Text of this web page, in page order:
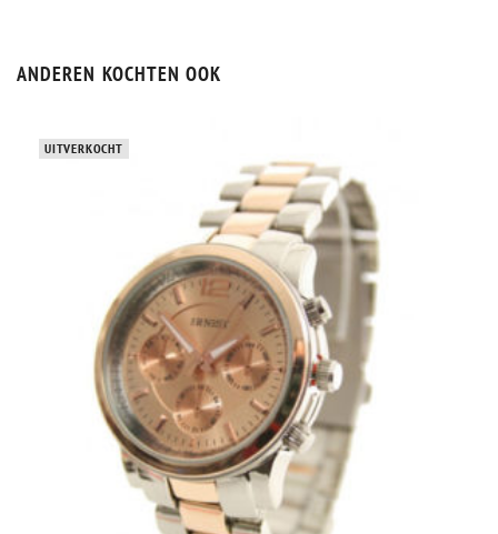
ANDEREN KOCHTEN OOK
UITVERKOCHT